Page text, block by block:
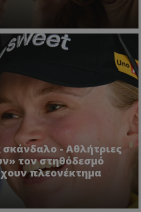
- Aθλήτριες
τον στηθόδεσμό
πλεονέκτημα